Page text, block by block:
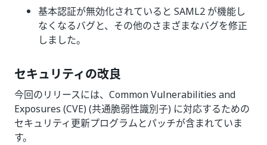
基本認証が無効化されていると SAML2 が機能し
なくなるバグと、その他のさまざまなバグを修正
しました。
セキュリティの改良
今回のリリースには、Common Vulnerabilities and
Exposures (CVE) (共通脆弱性識別子) に対応するための
セキュリティ更新プログラムとパッチが含まれていま
す。